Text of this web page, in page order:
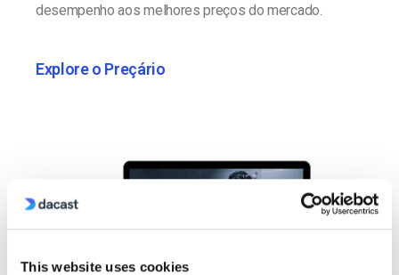
This website uses cookies
desempenho aos melhores preços do mercado.
Explore o Preçário